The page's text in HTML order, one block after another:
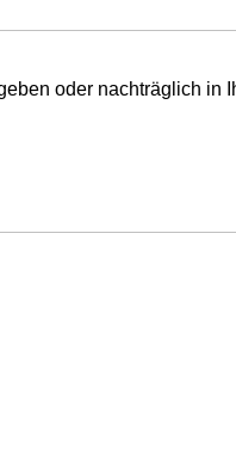
oder nachträglich in